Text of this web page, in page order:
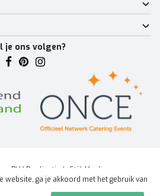
je ons volgen?
BV | Realisatie
InStijl Media
|Privacy Policy|Sitemap |
website, ga je akkoord met het gebruik van